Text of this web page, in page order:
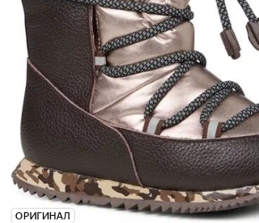
ОРИГИНАЛ